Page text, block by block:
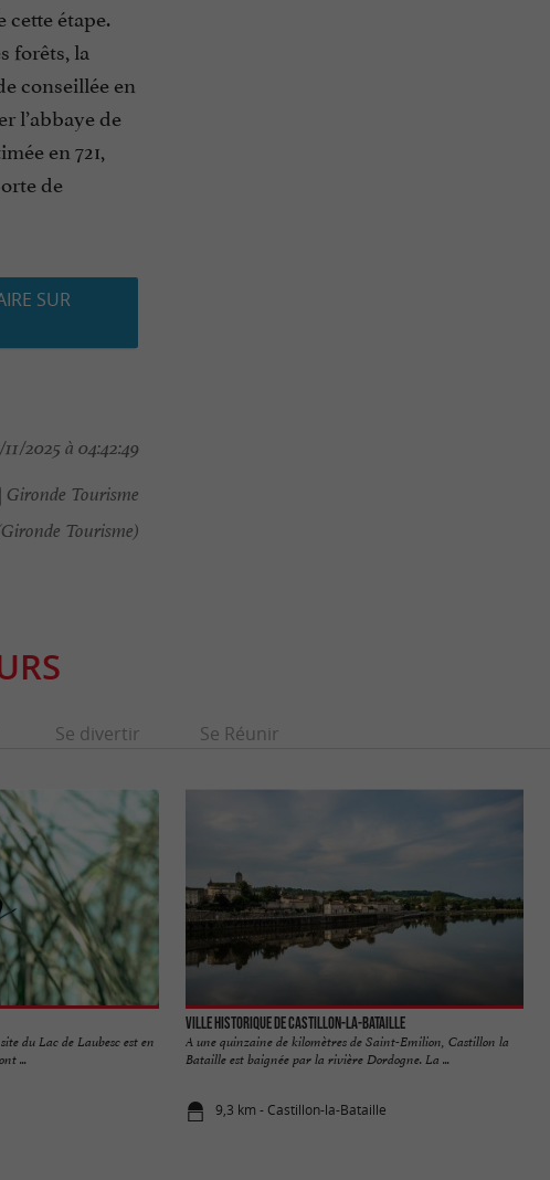
cette étape.
forêts, la
conseillée en
l’abbaye de
en 721,
de
SUR
11/2025 à 04:42:49
Tourisme
Tourisme)
Se divertir Se Réunir
du Lac de Laubesc est en
...
Ville historique de Castillon-la-Bataille
A une quinzaine de kilomètres de Saint-Emilion, Castillon la
Bataille est baignée par la rivière Dordogne. La ...
9,3 km - Castillon-la-Bataille